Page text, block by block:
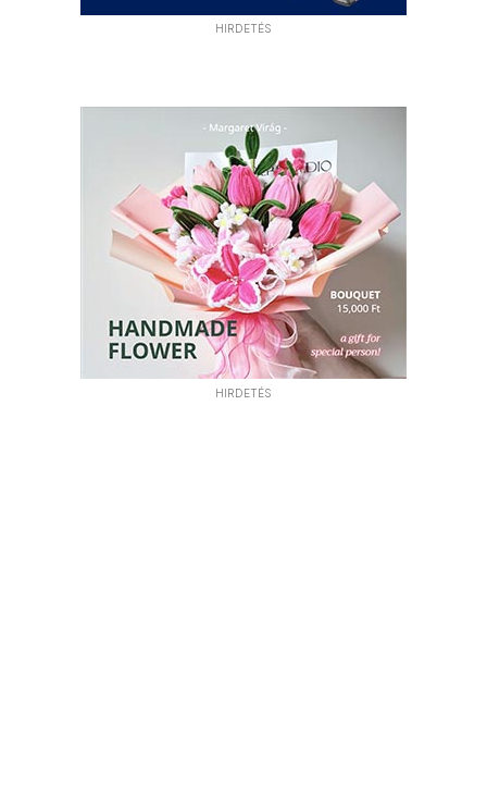
HIRDETÉS
HIRDETÉS